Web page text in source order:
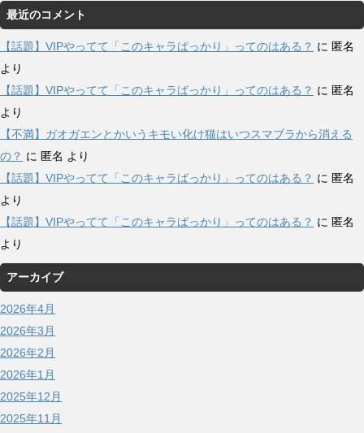
最近のコメント
【話題】VIPやってて「このキャラばっかり」ってのはある？ に 匿名
より
【話題】VIPやってて「このキャラばっかり」ってのはある？ に 匿名
より
【不満】ガオガエンとかいうキモい化け猫はいつスマブラから消える
の？ に 匿名 より
【話題】VIPやってて「このキャラばっかり」ってのはある？ に 匿名
より
【話題】VIPやってて「このキャラばっかり」ってのはある？ に 匿名
より
アーカイブ
2026年4月
2026年3月
2026年2月
2026年1月
2025年12月
2025年11月